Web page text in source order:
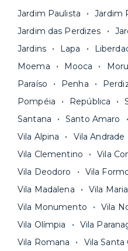
Seja uma mala ou um
só levar as suas coisas
Simples, seguro e sem
Jardim Paulista
Jardim
Jardim das Perdizes
Jardins
Lapa
Moema
Mooca
Paraíso
Penha
Pompéia
República
Santana
Santo Amaro
Vila Alpina
Vila Andrade
Vila Clementino
Vila
Vila Deodoro
Vila
Vila Madalena
Vila
Vila Monumento
Vila
Vila Olímpia
Vila
Vila Romana
Vila Santa